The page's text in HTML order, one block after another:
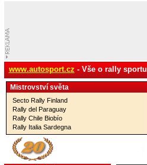
www.autosport.cz - Vše o rally sportu
Mistrovství­ světa
Secto Rally Finland
Rally del Paraguay
Rally Chile Biobío
Rally Italia Sardegna